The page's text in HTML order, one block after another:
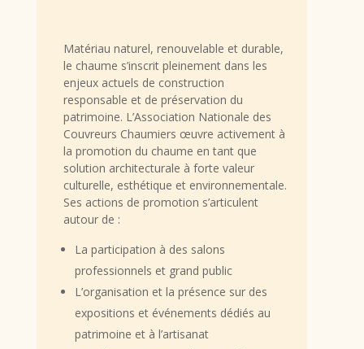
Matériau naturel, renouvelable et durable,
le chaume s’inscrit pleinement dans les
enjeux actuels de construction
responsable et de préservation du
patrimoine. L’Association Nationale des
Couvreurs Chaumiers œuvre activement à
la promotion du chaume en tant que
solution architecturale à forte valeur
culturelle, esthétique et environnementale.
Ses actions de promotion s’articulent
autour de :
La participation à des salons
professionnels et grand public
L’organisation et la présence sur des
expositions et événements dédiés au
patrimoine et à l’artisanat